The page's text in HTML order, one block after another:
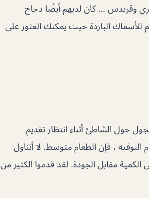
وقريدس … كان لديهم أيضًا دجاج
الباردة حيث يمكنك العثور على
حول الشاطئ أثناء انتظار تقديم
تقدم البوفيه ، فإن الطعام متوسط. لا أتناول
مقابل الجودة. لقد قدموا الكثير من